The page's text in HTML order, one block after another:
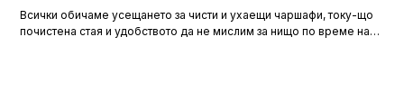
Всички обичаме усещането за чисти и ухаещи чаршафи, току-що
почистена стая и удобството да не мислим за нищо по време на